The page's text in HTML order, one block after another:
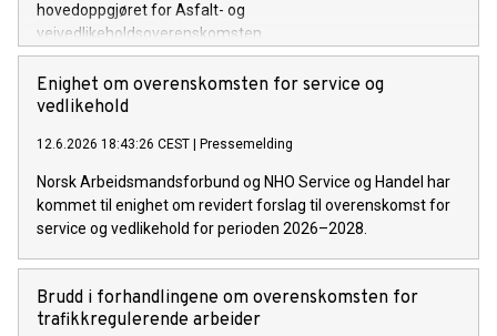
hovedoppgjøret for Asfalt- og
veivedlikeholdsoverenskomsten.
Enighet om overenskomsten for service og
vedlikehold
12.6.2026 18:43:26 CEST Pressemelding
Norsk Arbeidsmandsforbund og NHO Service og Handel har
kommet til enighet om revidert forslag til overenskomst for
service og vedlikehold for perioden 2026–2028.
Brudd i forhandlingene om overenskomsten for
trafikkregulerende arbeider